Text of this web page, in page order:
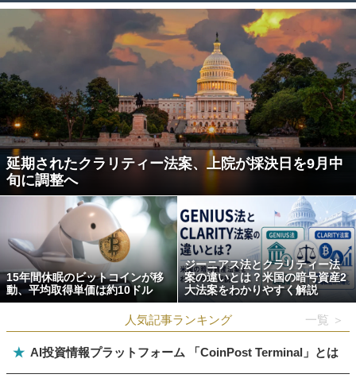
延期されたクラリティー法案、上院が採決日を9月中
旬に調整へ
15年間休眠のビットコインが移
動、平均取得単価は約10ドル
ジーニアス法とクラリティー法
案の違いとは？米国の暗号資産2
大法案をわかりやすく解説
人気記事ランキング 一覧 ＞
★ AI投資情報プラットフォーム 「CoinPost Terminal」とは